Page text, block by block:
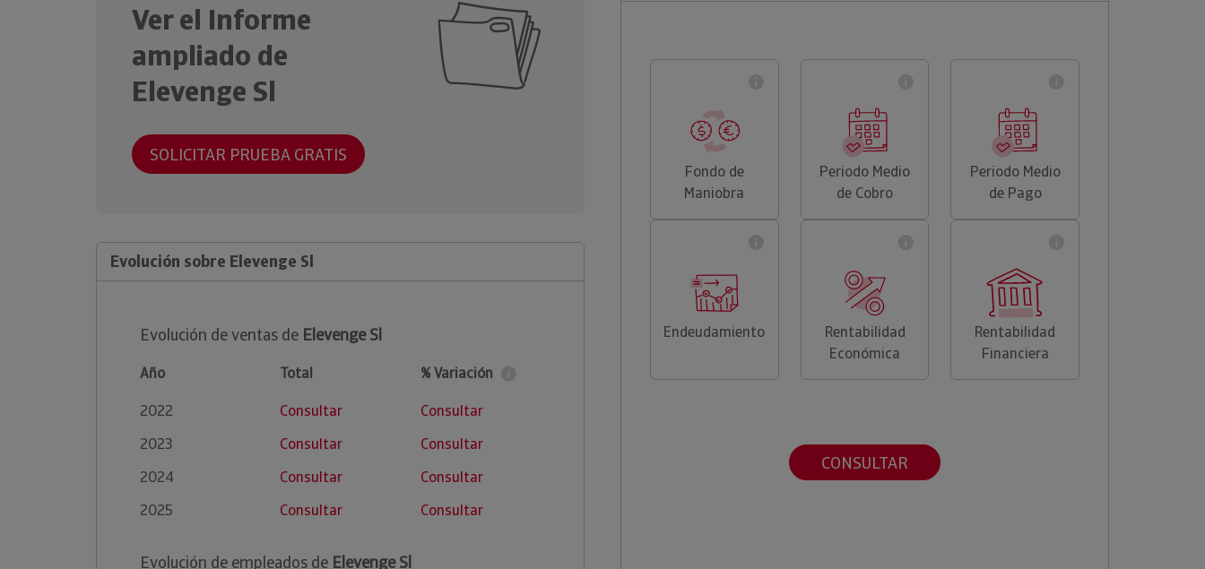
Ver el Informe
ampliado de
Elevenge Sl
SOLICITAR PRUEBA GRATIS
Evolución sobre Elevenge Sl
Evolución de ventas de Elevenge Sl
Año Total
% Variación
2022
Consultar
Consultar
2023
Consultar
Consultar
2024
Consultar
Consultar
2025
Consultar Consultar
Evolución de empleados de Elevenge Sl
Fondo de
Maniobra
Periodo Medio
de Cobro
Periodo Medio
de Pago
Endeudamiento
Rentabilidad
Económica
Rentabilidad
Financiera
CONSULTAR